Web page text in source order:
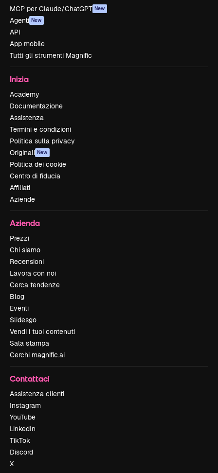
MCP per Claude/ChatGPT New
Agenti New
API
App mobile
Tutti gli strumenti Magnific
Inizia
Academy
Documentazione
Assistenza
Termini e condizioni
Politica sulla privacy
Originali New
Politica dei cookie
Centro di fiducia
Affiliati
Aziende
Azienda
Prezzi
Chi siamo
Recensioni
Lavora con noi
Cerca tendenze
Blog
Eventi
Slidesgo
Vendi i tuoi contenuti
Sala stampa
Cerchi magnific.ai
Contattaci
Assistenza clienti
Instagram
YouTube
LinkedIn
TikTok
Discord
X